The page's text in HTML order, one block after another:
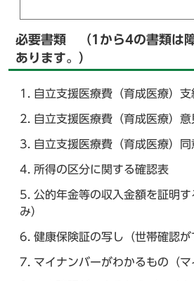
必要書類 （1から4の書類は
あります。）
自立支援医療費（育成医療）
自立支援医療費（育成医療）意
自立支援医療費（育成医療）
所得の区分に関する確認表
公的年金等の収入金額を証明
み）
健康保険証の写し（世帯確認が
マイナンバーがわかるもの（マ